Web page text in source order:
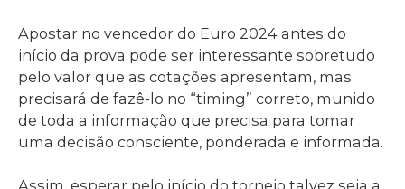
Apostar no vencedor do Euro 2024 antes do
início da prova pode ser interessante sobretudo
pelo valor que as cotações apresentam, mas
precisará de fazê-lo no “timing” correto, munido
de toda a informação que precisa para tomar
uma decisão consciente, ponderada e informada.
Assim, esperar pelo início do torneio talvez seja a